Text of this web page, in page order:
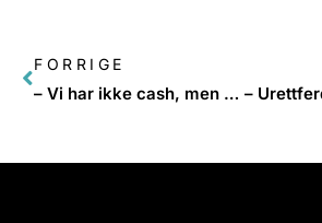
FORRIGE
– Vi har ikke cash, men verdier